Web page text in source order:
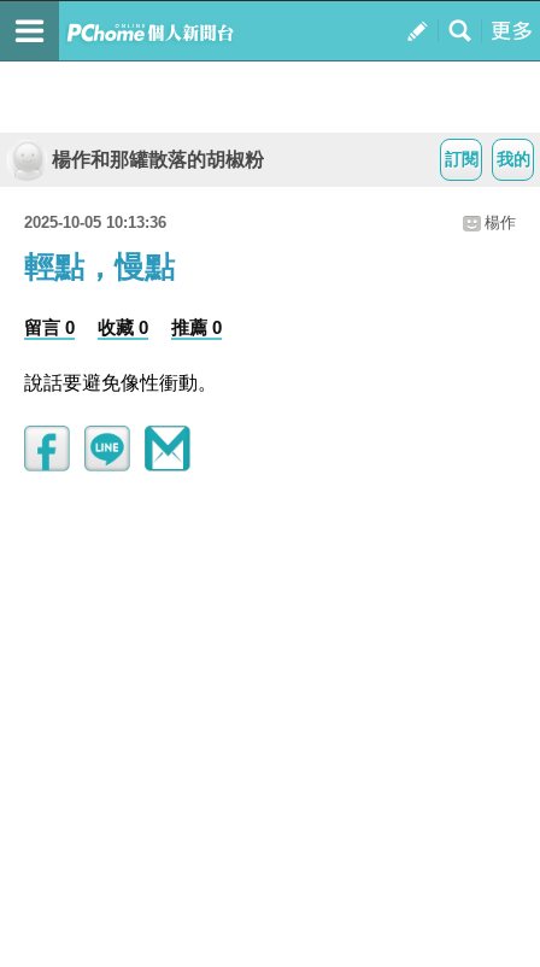
我的
訂閱
楊作和那罐散落的胡椒粉
2025-10-05 10:13:36 楊作
輕點，慢點
留言 0 收藏 0 推薦 0
說話要避免像性衝動。